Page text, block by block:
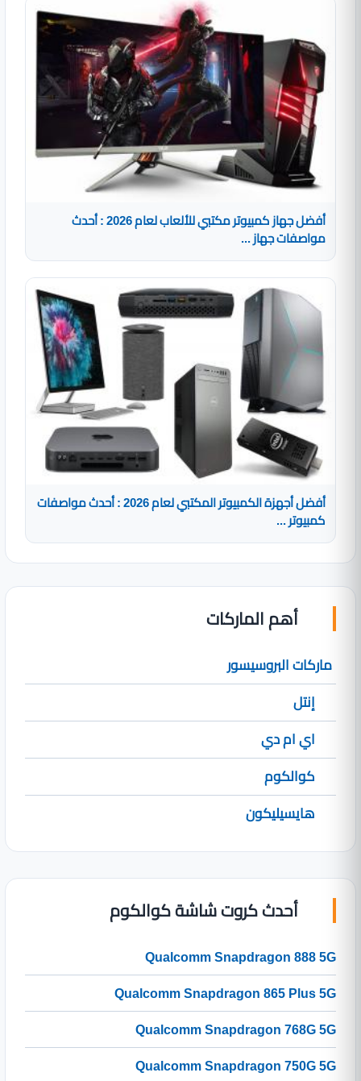
أفضل جهاز كمبيوتر مكتبي للألعاب لعام 2026 : أحدث
مواصفات جهاز ...
أفضل أجهزة الكمبيوتر المكتبي لعام 2026 : أحدث مواصفات
كمبيوتر ...
أهم الماركات
ماركات البروسيسور
إنتل
اي ام دي
كوالكوم
هايسيليكون
أحدث كروت شاشة كوالكوم
Qualcomm Snapdragon 888 5G
Qualcomm Snapdragon 865 Plus 5G
Qualcomm Snapdragon 768G 5G
Qualcomm Snapdragon 750G 5G